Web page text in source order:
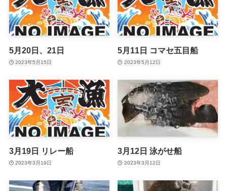
5月20日、21日
2023年5月15日
5月11日 コマセ五目船
2023年5月12日
3月19日 リレー船
2023年3月19日
3月12日 泳がせ船
2023年3月12日